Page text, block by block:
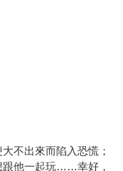
不出來而陷入恐慌；
跟他一起玩……幸好，